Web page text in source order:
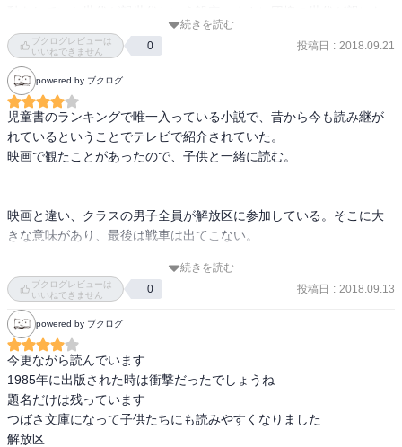
「おれたちは負けて逃げるんじゃない。やるだけのことをやったか
ら、ここから転進するんだ」
ちゃんと納得して大人への道を進もうとするなんて羨ましい。
り、団塊２世たちが主人公の中学生たちだ。
「管理教育」に抵抗する子供達。また教師の体罰も全てがダメとい
うわけではない時代。今読んでみると、ストーリーよりも教育に関
する問題点や教師や生徒間の関係など、現代との違いを痛切に感じ
る。30年は長い年月なのだとつくづく感じた。
現代の子供たちがこの作品を読んだ時、どのような感想を持つのか
一度聞いてみたいと思った。
続きを読む
ブクログレビューは
いいねできません
0 投稿日 : 2018.09.21
powered by ブクログ
児童書のランキングで唯一入っている小説で、昔から今も読み継が
れているということでテレビで紹介されていた。
映画で観たことがあったので、子供と一緒に読む。
映画と違い、クラスの男子全員が解放区に参加している。そこに大
きな意味があり、最後は戦車は出てこない。
子供は大人のおもちゃじゃない。大人になって読んでも読み応えが
あり、子供だましじゃない本物感。宗田理さんの本気の思いが伝わ
る。
最後まで大人をイタズラで惑わせて笑いで終わるラストもよかっ
た。
読んでよかった！
続きを読む
ブクログレビューは
いいねできません
0 投稿日 : 2018.09.13
powered by ブクログ
今更ながら読んでいます
1985年に出版された時は衝撃だったでしょうね
題名だけは残っています
つばさ文庫になって子供たちにも読みやすくなりました
解放区